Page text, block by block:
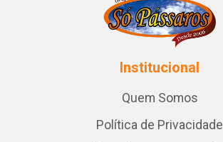
Institucional
Quem Somos
Política de Privacidade